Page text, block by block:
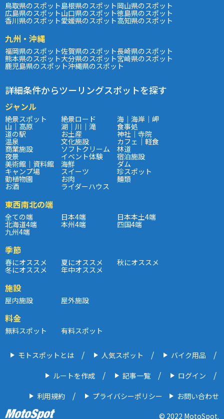
鳥取県のスポット島根県のスポット岡山県のスポット
広島県のスポット山口県のスポット徳島県のスポット
香川県のスポット愛媛県のスポット高知県のスポット
九州・沖縄
福岡県のスポット佐賀県のスポット長崎県のスポット
熊本県のスポット大分県のスポット宮崎県のスポット
鹿児島県のスポット沖縄県のスポット
詳細条件からツーリングスポットを探す
ジャンル
絶景スポット 絶景ロード 海｜海岸｜岬
山｜高原 湖｜川｜滝 食事処
道の駅 お土産 神社｜寺院
温泉 文化施設 カフェ｜軽食
商業施設 ソフトクリーム 林道
夜景 イベント体験 宿泊施設
美術館｜資料館 海鮮 ダム
キャンプ場 スイーツ 珍スポット
動植物園 お肉 麺類
お酒 ライダーハウス
東西南北の端
全ての端 日本4端 日本本土4端
北海道4端 本州4端 四国4端
九州4端
季節
春にオススメ 夏にオススメ 秋にオススメ
冬にオススメ 年中オススメ
施設
屋内施設 屋外施設
料金
無料スポット 有料スポット
モトスポットとは 人気スポット バイク用品
ルートを作成 記事一覧 ログイン
利用規約 プライバシーポリシー
お問い合わせ
© 2022 MotoSpot.